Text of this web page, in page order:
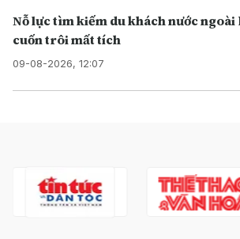
Nỗ lực tìm kiếm du khách nước ngoài
cuốn trôi mất tích
09-08-2026, 12:07